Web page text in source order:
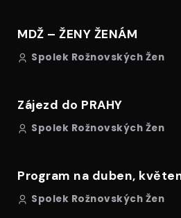
MDŽ – ŽENY ŽENÁM
Spolek Rožnovských Žen
Zájezd do PRAHY
Spolek Rožnovských Žen
Program na duben,
Spolek Rožnovských Žen